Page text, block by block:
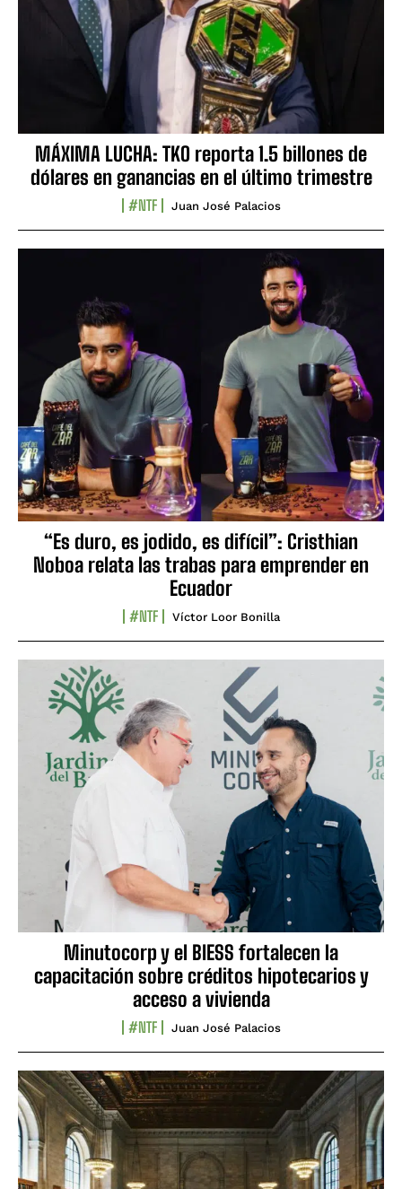
MÁXIMA LUCHA: TKO reporta 1.5 billones de
dólares en ganancias en el último trimestre
#NTF Juan José Palacios
“Es duro, es jodido, es difícil”: Cristhian
Noboa relata las trabas para emprender en
Ecuador
#NTF Víctor Loor Bonilla
Minutocorp y el BIESS fortalecen la
capacitación sobre créditos hipotecarios y
acceso a vivienda
#NTF Juan José Palacios